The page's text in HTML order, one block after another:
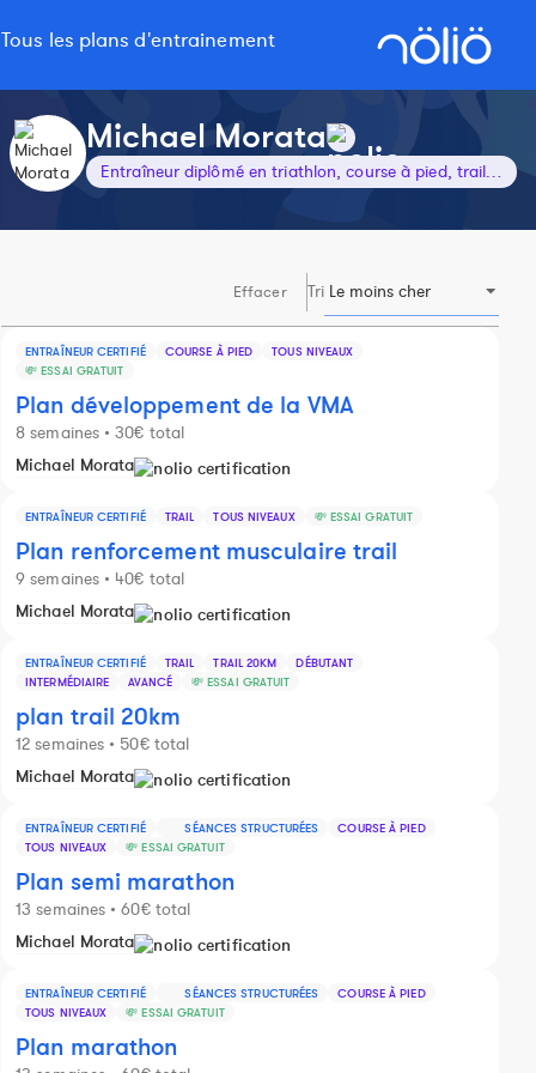
Tous les plans d'entrainement
Michael Morata
Entraîneur diplômé en triathlon, course à pied, trail, préparateur mental
Effacer Tri
ENTRAÎNEUR CERTIFIÉ COURSE À PIED
TOUS NIVEAUX
💸 ESSAI GRATUIT
Plan développement de la VMA
8 semaines • 30€ total
Michael Morata
ENTRAÎNEUR CERTIFIÉ TRAIL TOUS NIVEAUX 💸 ESSAI GRATUIT
Plan renforcement musculaire trail
9 semaines • 40€ total
Michael Morata
ENTRAÎNEUR CERTIFIÉ TRAIL TRAIL 20KM
DÉBUTANT
INTERMÉDIAIRE
AVANCÉ 💸 ESSAI GRATUIT
plan trail 20km
12 semaines • 50€ total
Michael Morata
ENTRAÎNEUR CERTIFIÉ SÉANCES STRUCTURÉES
COURSE À PIED
TOUS NIVEAUX
💸 ESSAI GRATUIT
Plan semi marathon
13 semaines • 60€ total
Michael Morata
ENTRAÎNEUR CERTIFIÉ SÉANCES STRUCTURÉES
COURSE À PIED
TOUS NIVEAUX
💸 ESSAI GRATUIT
Plan marathon